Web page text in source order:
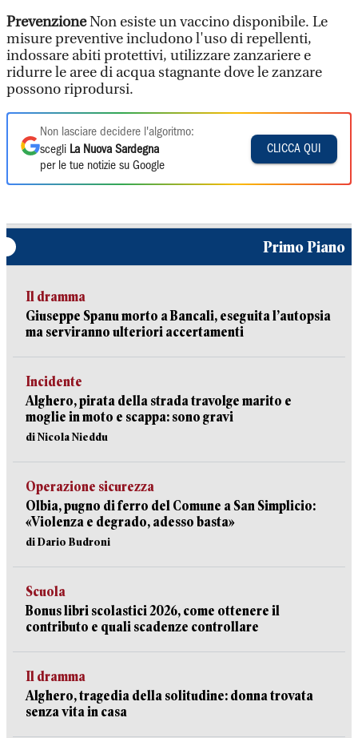
PrevenzioneNon esiste un vaccino disponibile. Le
misure preventive includono l'uso di repellenti,
indossare abiti protettivi, utilizzare zanzariere e
ridurre le aree di acqua stagnante dove le zanzare
possono riprodursi.
Non lasciare decidere l'algoritmo:
scegli La Nuova Sardegna
per le tue notizie su Google
CLICCA QUI
Primo Piano
Il dramma
Giuseppe Spanu morto a Bancali, eseguita l’autopsia
ma serviranno ulteriori accertamenti
Incidente
Alghero, pirata della strada travolge marito e
moglie in moto e scappa: sono gravi
di Nicola Nieddu
Operazione sicurezza
Olbia, pugno di ferro del Comune a San Simplicio:
«Violenza e degrado, adesso basta»
di Dario Budroni
Scuola
Bonus libri scolastici 2026, come ottenere il
contributo e quali scadenze controllare
Il dramma
Alghero, tragedia della solitudine: donna trovata
senza vita in casa